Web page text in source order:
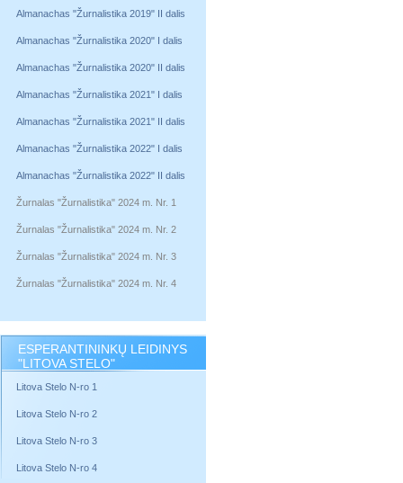
Almanachas "Žurnalistika 2019" II dalis
Almanachas "Žurnalistika 2020" I dalis
Almanachas "Žurnalistika 2020" II dalis
Almanachas "Žurnalistika 2021" I dalis
Almanachas "Žurnalistika 2021" II dalis
Almanachas "Žurnalistika 2022" I dalis
Almanachas "Žurnalistika 2022" II dalis
Žurnalas "Žurnalistika" 2024 m. Nr. 1
Žurnalas "Žurnalistika" 2024 m. Nr. 2
Žurnalas "Žurnalistika" 2024 m. Nr. 3
Žurnalas "Žurnalistika" 2024 m. Nr. 4
ESPERANTININKŲ LEIDINYS
"LITOVA STELO"
Litova Stelo N-ro 1
Litova Stelo N-ro 2
Litova Stelo N-ro 3
Litova Stelo N-ro 4